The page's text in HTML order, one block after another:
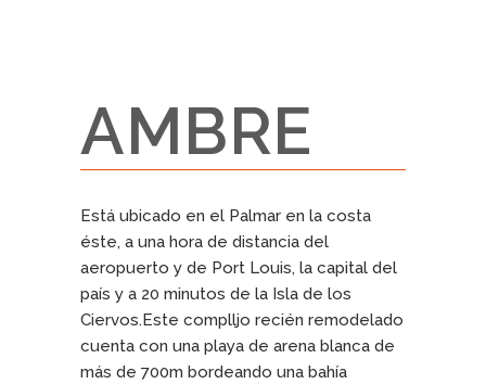
AMBRE
Está ubicado en el Palmar en la costa
éste, a una hora de distancia del
aeropuerto y de Port Louis, la capital del
país y a 20 minutos de la Isla de los
Ciervos.Este complljo recién remodelado
cuenta con una playa de arena blanca de
más de 700m bordeando una bahía